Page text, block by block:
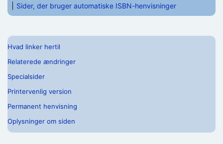
Sider, der bruger automatiske ISBN-henvisninger
Hvad linker hertil
Relaterede ændringer
Specialsider
Printervenlig version
Permanent henvisning
Oplysninger om siden